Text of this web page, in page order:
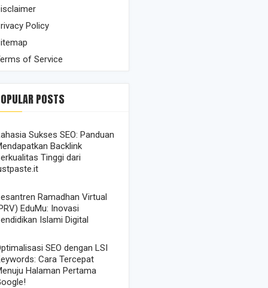
Policy
of Service
POPULAR POSTS
Sukses SEO: Panduan
Backlink
Tinggi dari
Ramadhan Virtual
EduMu: Inovasi
Islami Digital
SEO dengan LSI
Cara Tercepat
Halaman Pertama